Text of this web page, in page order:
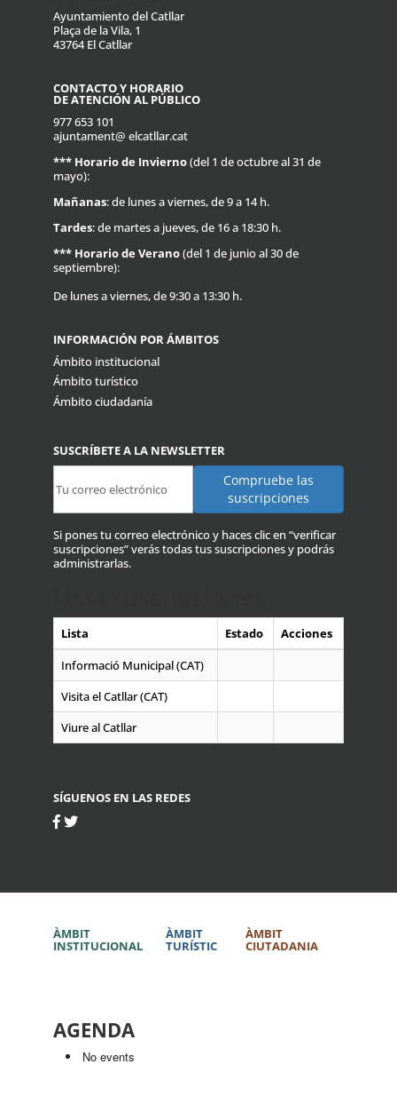
Ayuntamiento del Catllar
Plaça de la Vila, 1
43764 El Catllar
CONTACTO Y HORARIO
DE ATENCIÓN AL PÚBLICO
977 653 101
ajuntament@ elcatllar.cat
*** Horario de Invierno(del 1 de octubre al 31 de
mayo):
Mañanas: de lunes a viernes, de 9 a 14 h.
Tardes: de martes a jueves, de 16 a 18:30 h.
*** Horario de Verano(del 1 de junio al 30 de
septiembre):
De lunes a viernes, de 9:30 a 13:30 h.
INFORMACIÓN POR ÁMBITOS
Ámbito institucional
Ámbito turístico
Ámbito ciudadanía
SUSCRÍBETE A LA NEWSLETTER
Si pones tu correo electrónico y haces clic en “verificar
suscripciones” verás todas tus suscripciones y podrás
administrarlas.
Lista Estado
Acciones
Informació Municipal (CAT)
Visita el Catllar (CAT)
Viure al Catllar
SÍGUENOS EN LAS REDES
ÀMBIT
INSTITUCIONAL
ÀMBIT
TURÍSTIC
ÀMBIT
CIUTADANIA
AGENDA
No events